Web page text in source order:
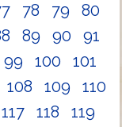
78 79
80
89 90
91
99 100
101
108 109
110
117 118
119